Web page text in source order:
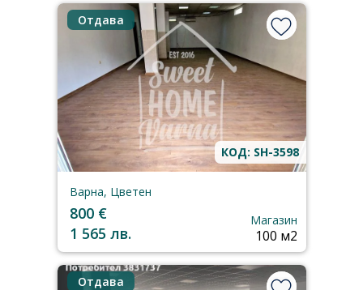
Отдава
КОД: SH-3598
Варна, Цветен
800 €
1 565 лв.
Магазин
100 м2
Отдава